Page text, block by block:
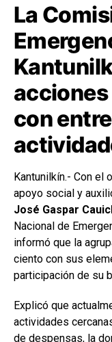
La
acciones
con
Kantunilkín.- Con el
apoyo social y
José Gaspar
Nacional de
informó que la
ciento con sus
participación de su
Explicó que
actividades
de despensas, la